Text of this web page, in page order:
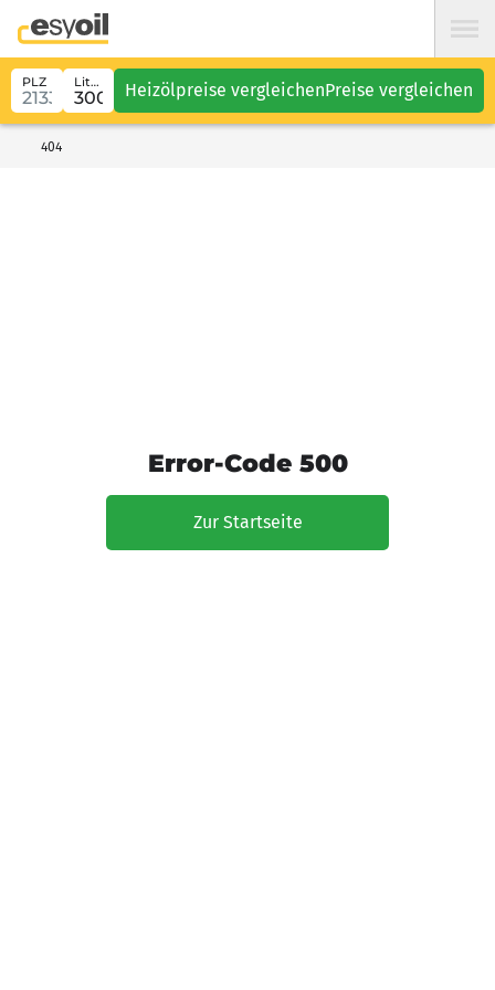
PLZ Liter Heizölpreise vergleichenPreise vergleichen
404
Error-Code 500
Zur Startseite